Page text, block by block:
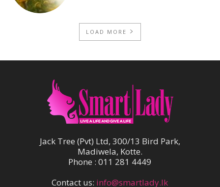
LOAD MORE
Jack Tree (Pvt) Ltd, 300/13 Bird Park,
Madiwela, Kotte.
Phone : 011 281 4449
Contact us: info@smartlady.lk